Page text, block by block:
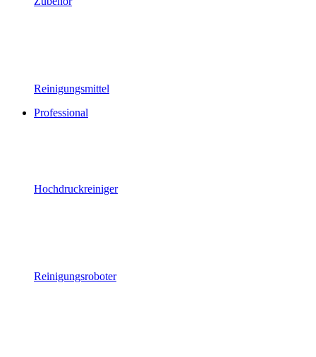
Reinigungsmittel
Professional
Hochdruckreiniger
Reinigungsroboter